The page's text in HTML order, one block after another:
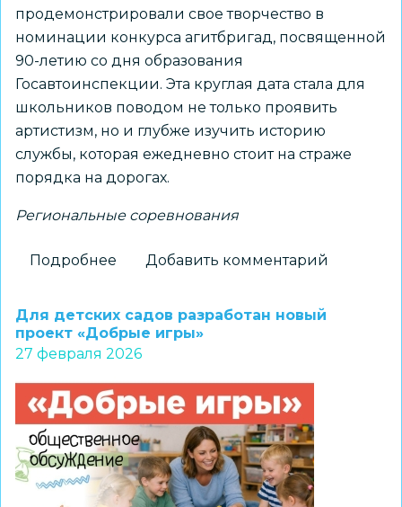
продемонстрировали свое творчество в
номинации конкурса агитбригад, посвященной
90-летию со дня образования
Госавтоинспекции. Эта круглая дата стала для
школьников поводом не только проявить
артистизм, но и глубже изучить историю
службы, которая ежедневно стоит на страже
порядка на дорогах.
Региональные соревнования
Подробнее
регионального
конкурса-
«Зеленая
волна-2026»
прошел
в
Кировском,
Добавить комментарий
Для детских садов разработан новый
проект «Добрые игры»
27 февраля 2026